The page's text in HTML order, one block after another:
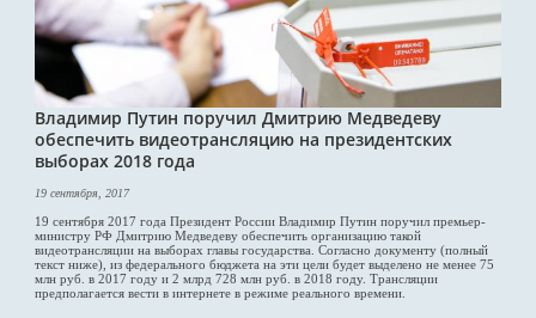
Владимир Путин поручил Дмитрию Медведеву
обеспечить видеотрансляцию на президентских
выборах 2018 года
19 сентября, 2017
19 сентября 2017 года Президент России Владимир Путин поручил премьер-
министру РФ Дмитрию Медведеву обеспечить организацию такой
видеотрансляции на выборах главы государства. Согласно документу (полный
текст ниже), из федерального бюджета на эти цели будет выделено не менее 75
млн руб. в 2017 году и 2 млрд 728 млн руб. в 2018 году. Трансляции
предполагается вести в интернете в режиме реального времени.